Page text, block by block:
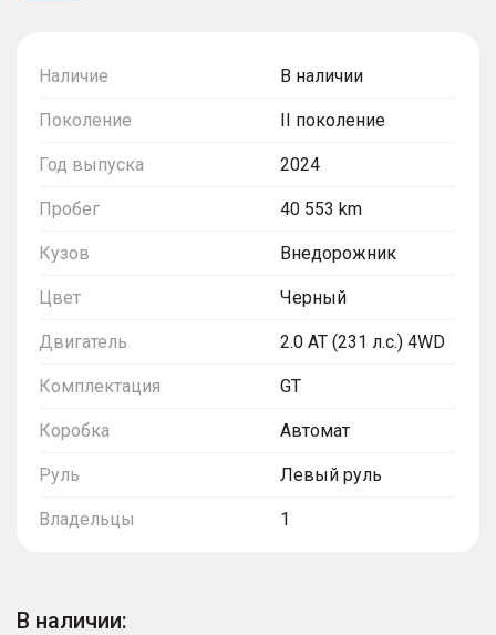
Наличие В наличии
Поколение II поколение
Год выпуска 2024
Пробег 40 553 km
Кузов Внедорожник
Цвет Черный
Двигатель 2.0 AT (231 л.с.) 4WD
Комплектация GT
Коробка Автомат
Руль Левый руль
Владельцы 1
В наличии: